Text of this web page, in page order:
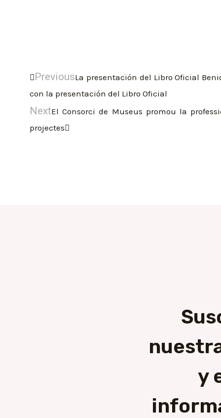
PreviousLa presentación del Libro Oficial
con la presentación del Libro Oficial
NextEl Consorci de Museus promou la
projectes
y